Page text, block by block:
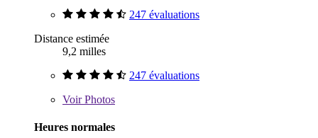
247 évaluations
Distance estimée
9,2 milles
247 évaluations
VoirPhotos
Heures normales